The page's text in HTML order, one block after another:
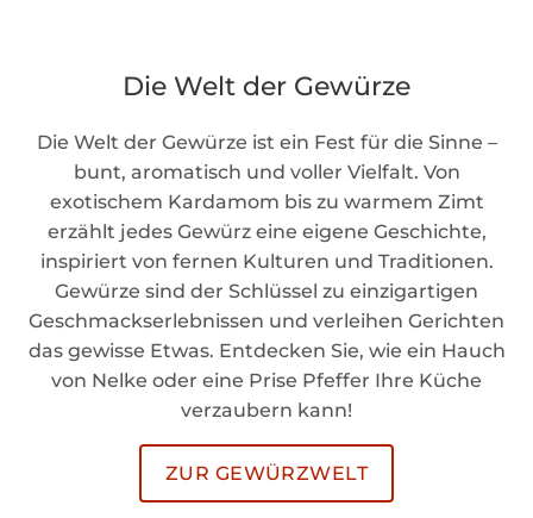
Die Welt der Gewürze
Die Welt der Gewürze ist ein Fest für die Sinne –
bunt, aromatisch und voller Vielfalt. Von
exotischem Kardamom bis zu warmem Zimt
erzählt jedes Gewürz eine eigene Geschichte,
inspiriert von fernen Kulturen und Traditionen.
Gewürze sind der Schlüssel zu einzigartigen
Geschmackserlebnissen und verleihen Gerichten
das gewisse Etwas. Entdecken Sie, wie ein Hauch
von Nelke oder eine Prise Pfeffer Ihre Küche
verzaubern kann!
ZUR GEWÜRZWELT